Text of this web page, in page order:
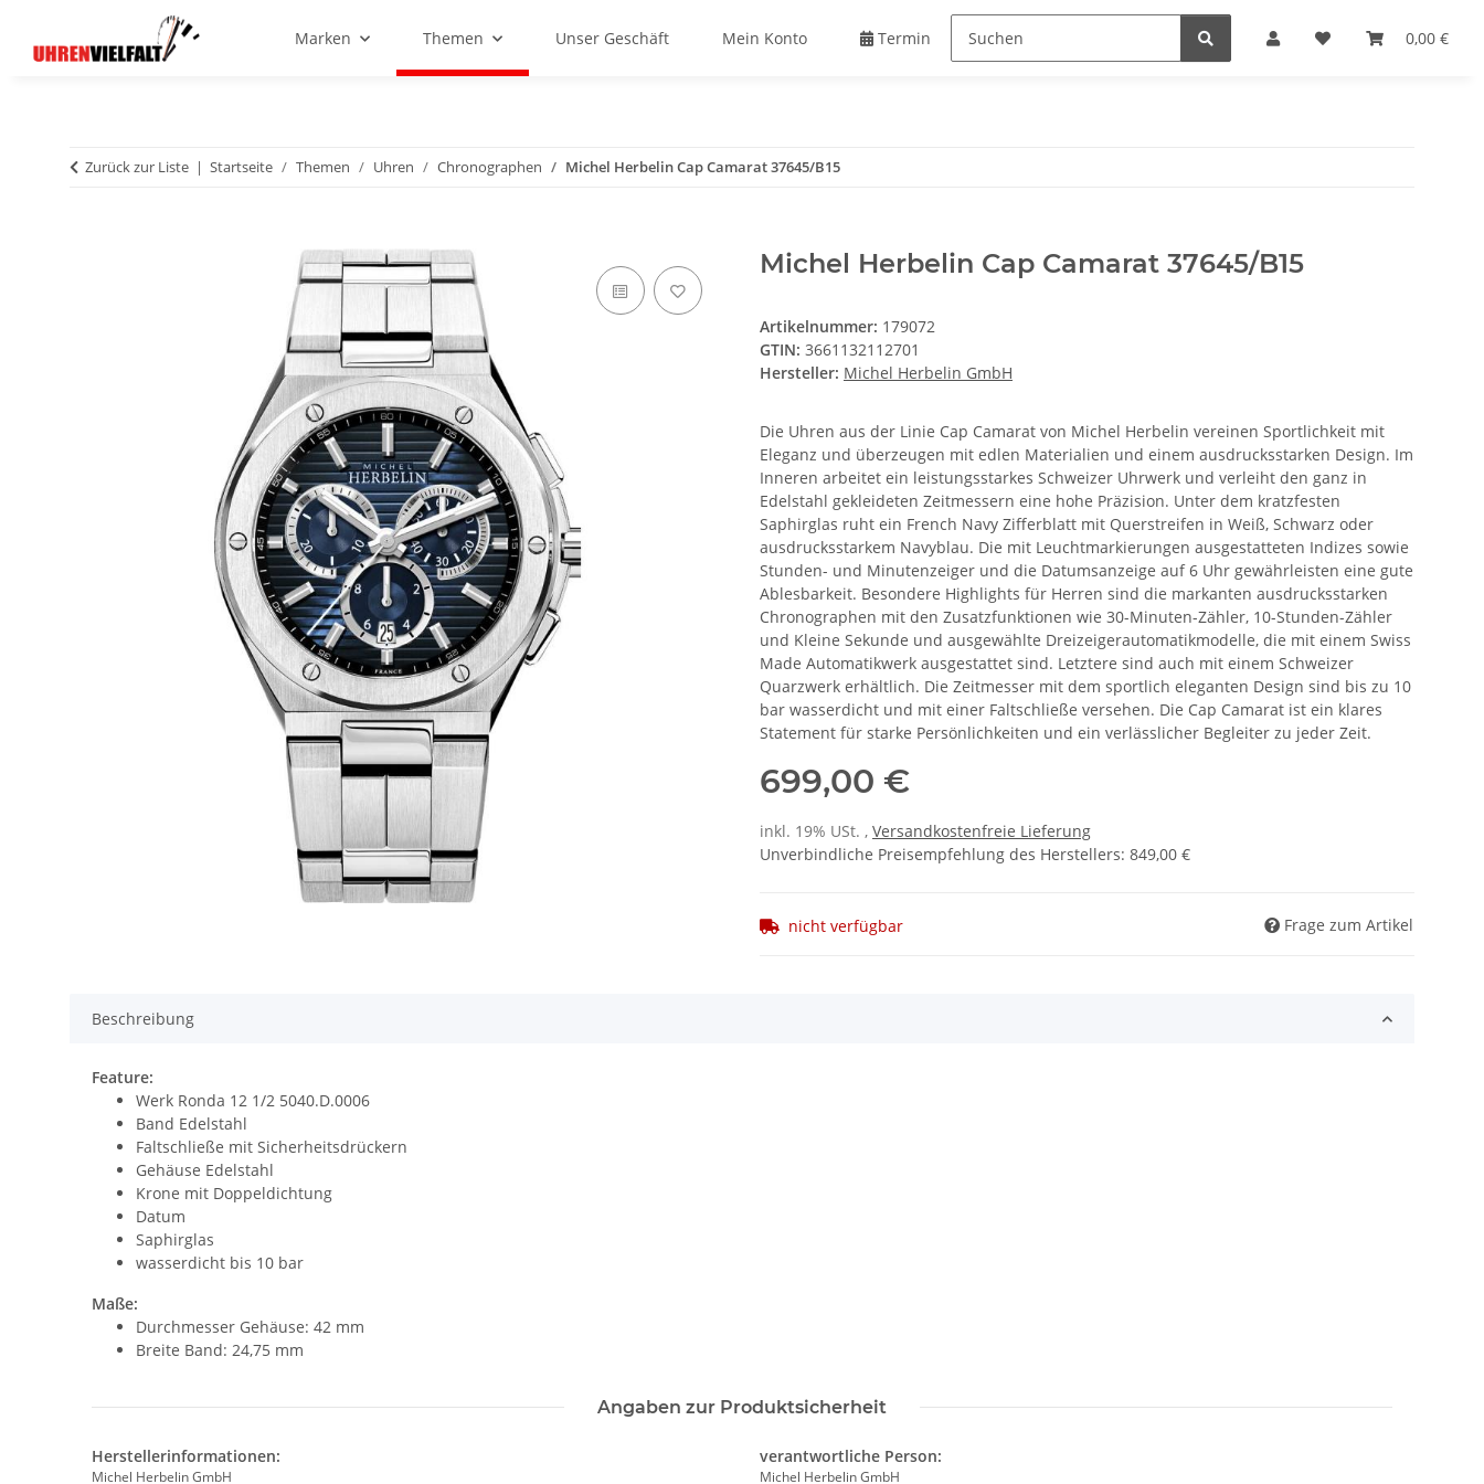
0,00 €
Marken Themen Unser Geschäft Mein Konto Termin buchen
Zurück zur Liste Startseite Themen Uhren Chronographen Michel Herbelin Cap Camarat 37645/B15
Michel Herbelin Cap Camarat 37645/B15
Artikelnummer: 179072
GTIN: 3661132112701
Hersteller: Michel Herbelin GmbH
Die Uhren aus der Linie Cap Camarat von Michel Herbelin vereinen Sportlichkeit mit
Eleganz und überzeugen mit edlen Materialien und einem ausdrucksstarken Design. Im
Inneren arbeitet ein leistungsstarkes Schweizer Uhrwerk und verleiht den ganz in
Edelstahl gekleideten Zeitmessern eine hohe Präzision. Unter dem kratzfesten
Saphirglas ruht ein French Navy Zifferblatt mit Querstreifen in Weiß, Schwarz oder
ausdrucksstarkem Navyblau. Die mit Leuchtmarkierungen ausgestatteten Indizes sowie
Stunden- und Minutenzeiger und die Datumsanzeige auf 6 Uhr gewährleisten eine gute
Ablesbarkeit. Besondere Highlights für Herren sind die markanten ausdrucksstarken
Chronographen mit den Zusatzfunktionen wie 30-Minuten-Zähler, 10-Stunden-Zähler
und Kleine Sekunde und ausgewählte Dreizeigerautomatikmodelle, die mit einem Swiss
Made Automatikwerk ausgestattet sind. Letztere sind auch mit einem Schweizer
Quarzwerk erhältlich. Die Zeitmesser mit dem sportlich eleganten Design sind bis zu 10
bar wasserdicht und mit einer Faltschließe versehen. Die Cap Camarat ist ein klares
Statement für starke Persönlichkeiten und ein verlässlicher Begleiter zu jeder Zeit.
699,00 €
inkl. 19% USt. , Versandkostenfreie Lieferung
Unverbindliche Preisempfehlung des Herstellers: 849,00 €
nicht verfügbar Frage zum Artikel
Beschreibung
Feature:
Werk Ronda 12 1/2 5040.D.0006
Band Edelstahl
Faltschließe mit Sicherheitsdrückern
Gehäuse Edelstahl
Krone mit Doppeldichtung
Datum
Saphirglas
wasserdicht bis 10 bar
Maße:
Durchmesser Gehäuse: 42 mm
Breite Band: 24,75 mm
Angaben zur Produktsicherheit
Herstellerinformationen:
Michel Herbelin GmbH
verantwortliche Person:
Michel Herbelin GmbH